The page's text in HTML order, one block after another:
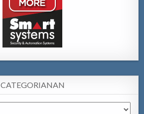
CATEGORIANAN